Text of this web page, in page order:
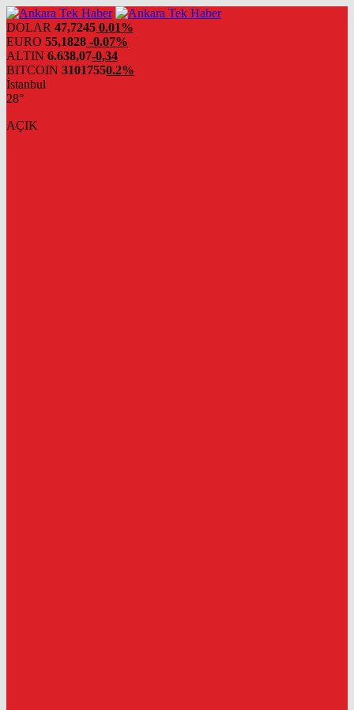
DOLAR 47,7245 0.01%
EURO 55,1828 -0.07%
ALTIN 6.638,07-0,34
BITCOIN 31017550.2%
İstanbul
28°
AÇIK